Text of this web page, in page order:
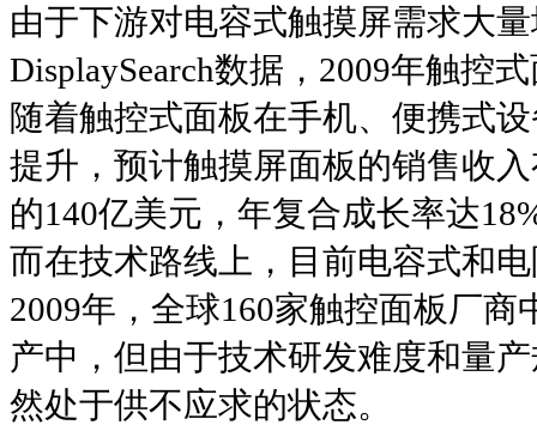
由于下游对电容式触摸屏需求大
DisplaySearch数据，2009年触控
随着触控式面板在手机、便携式
提升，预计触摸屏面板的销售收
的140亿美元，年复合成长率达
而在技术路线上，目前电容式和
2009年，全球160家触控面板厂
产中，但由于技术研发难度和量
然处于供不应求的状态。